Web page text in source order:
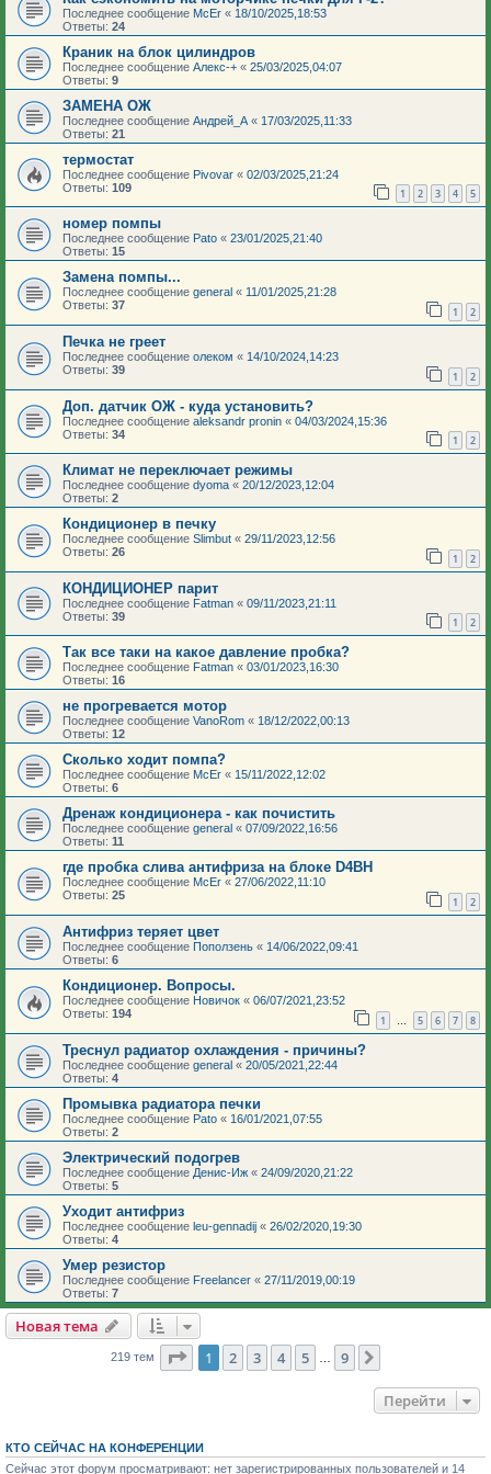
Последнее сообщение McEr « 18/10/2025,18:53
Ответы: 24
Краник на блок цилиндров
Последнее сообщение Алекс-+ « 25/03/2025,04:07
Ответы: 9
ЗАМЕНА ОЖ
Последнее сообщение Андрей_А « 17/03/2025,11:33
Ответы: 21
термостат
Последнее сообщение Pivovar « 02/03/2025,21:24
Ответы: 109 1 2 3 4 5
номер помпы
Последнее сообщение Pato « 23/01/2025,21:40
Ответы: 15
Замена помпы...
Последнее сообщение general « 11/01/2025,21:28
Ответы: 37 1 2
Печка не греет
Последнее сообщение олеком « 14/10/2024,14:23
Ответы: 39 1 2
Доп. датчик ОЖ - куда установить?
Последнее сообщение aleksandr pronin « 04/03/2024,15:36
Ответы: 34 1 2
Климат не переключает режимы
Последнее сообщение dyoma « 20/12/2023,12:04
Ответы: 2
Кондиционер в печку
Последнее сообщение Slimbut « 29/11/2023,12:56
Ответы: 26 1 2
КОНДИЦИОНЕР парит
Последнее сообщение Fatman « 09/11/2023,21:11
Ответы: 39 1 2
Так все таки на какое давление пробка?
Последнее сообщение Fatman « 03/01/2023,16:30
Ответы: 16
не прогревается мотор
Последнее сообщение VanoRom « 18/12/2022,00:13
Ответы: 12
Сколько ходит помпа?
Последнее сообщение McEr « 15/11/2022,12:02
Ответы: 6
Дренаж кондиционера - как почистить
Последнее сообщение general « 07/09/2022,16:56
Ответы: 11
где пробка слива антифриза на блоке D4BH
Последнее сообщение McEr « 27/06/2022,11:10
Ответы: 25 1 2
Антифриз теряет цвет
Последнее сообщение Поползень « 14/06/2022,09:41
Ответы: 6
Кондиционер. Вопросы.
Последнее сообщение Новичок « 06/07/2021,23:52
Ответы: 194 1 … 5 6 7 8
Треснул радиатор охлаждения - причины?
Последнее сообщение general « 20/05/2021,22:44
Ответы: 4
Промывка радиатора печки
Последнее сообщение Pato « 16/01/2021,07:55
Ответы: 2
Электрический подогрев
Последнее сообщение Денис-Иж « 24/09/2020,21:22
Ответы: 5
Уходит антифриз
Последнее сообщение leu-gennadij « 26/02/2020,19:30
Ответы: 4
Умер резистор
Последнее сообщение Freelancer « 27/11/2019,00:19
Ответы: 7
Новая тема
219 тем Страница из
1 2 3 4 5 9
Перейти
КТО СЕЙЧАС НА КОНФЕРЕНЦИИ
Сейчас этот форум просматривают: нет зарегистрированных пользователей и 14